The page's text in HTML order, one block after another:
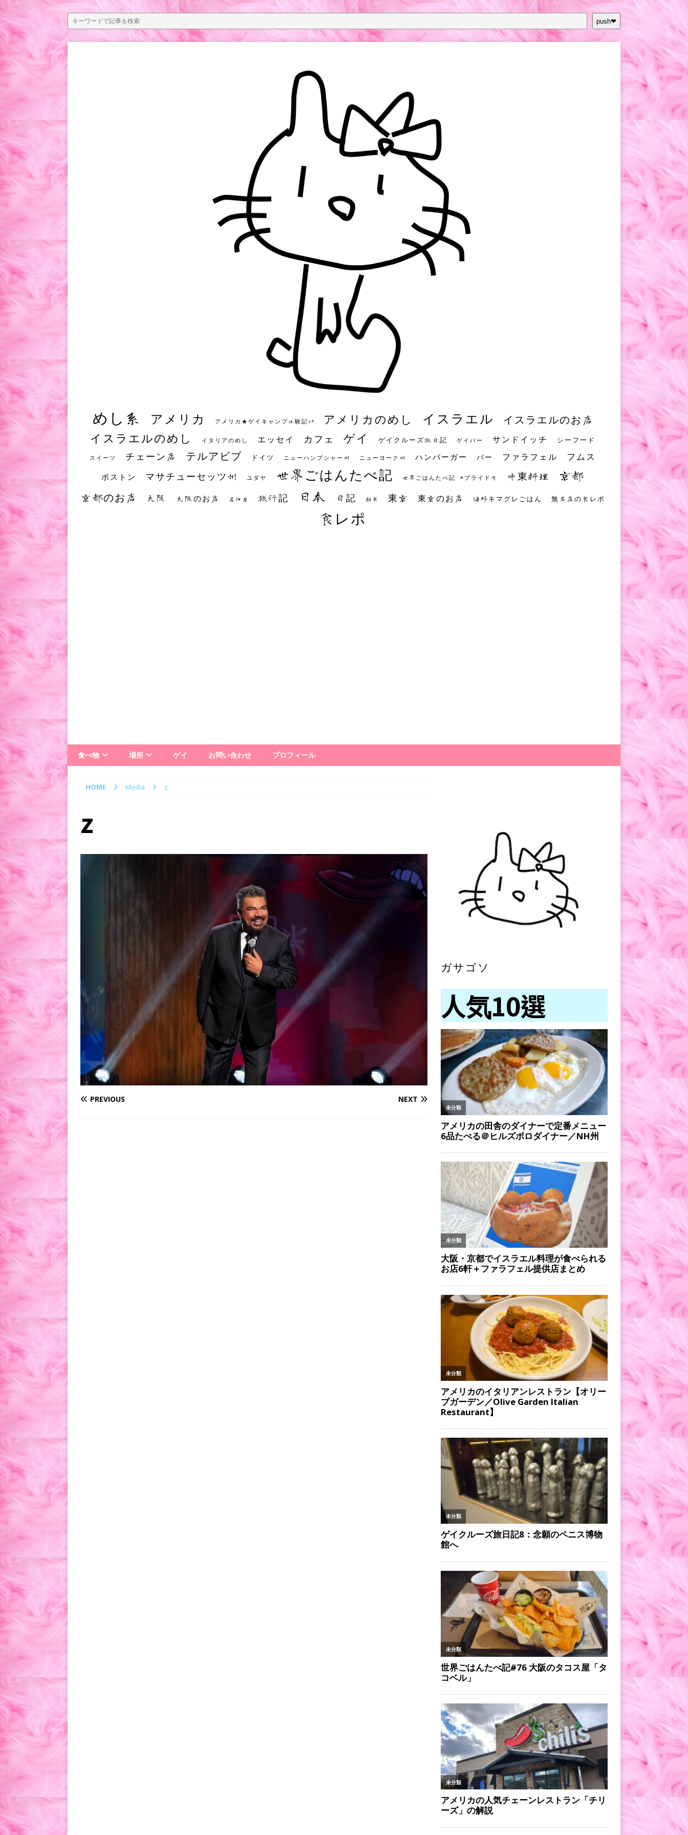
push❤︎
めし系 アメリカ アメリカ★ゲイキャンプ体験記S3 アメリカのめし イスラエル イスラエルのお店
イスラエルのめし イタリアのめし エッセイ カフェ ゲイ ゲイクルーズ旅日記 ゲイバー サンドイッチ シーフード
スイーツ チェーン店 テルアビブ ドイツ ニューハンプシャー州 ニューヨーク州 ハンバーガー バー ファラフェル フムス
ボストン マサチューセッツ州 ユダヤ 世界ごはんたべ記 世界ごはんたべ記 #プライド号 中東料理 京都
京都のお店 大阪 大阪のお店 居酒屋 旅行記 日本 日記 朝食 東京 東京のお店 海外キマグレごはん 無名店の食レポ
食レポ
食べ物 場所 ゲイ お問い合わせ プロフィール
HOME Media z
z
PREVIOUS NEXT
ガサゴソ
人気10選